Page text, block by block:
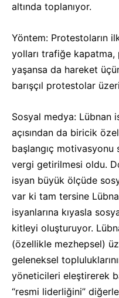
altında toplanıyor.
Yöntem: Protestoların
yolları trafiğe
yaşansa da hareket
barışçıl protestolar
Sosyal medya: Lübnan
açısından da biricik
başlangıç motivasyonu
vergi getirilmesi oldu.
isyan büyük ölçüde
var ki tam tersine
isyanlarına kıyasla
kitleyi oluşturuyor.
(özellikle mezhepsel)
geleneksel
yöneticileri eleştirerek
“resmi liderliğini”